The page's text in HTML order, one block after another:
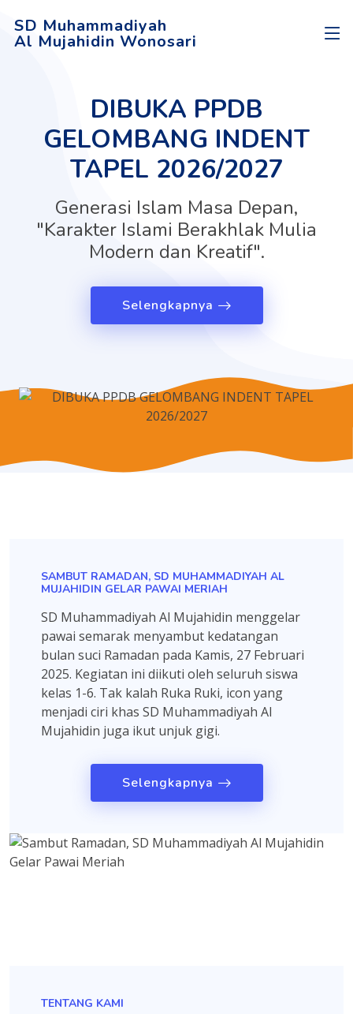
SD Muhammadiyah
Al Mujahidin Wonosari
DIBUKA PPDB
GELOMBANG INDENT
TAPEL 2026/2027
Generasi Islam Masa Depan,
"Karakter Islami Berakhlak Mulia
Modern dan Kreatif".
Selengkapnya
SAMBUT RAMADAN, SD MUHAMMADIYAH AL
MUJAHIDIN GELAR PAWAI MERIAH
SD Muhammadiyah Al Mujahidin menggelar
pawai semarak menyambut kedatangan
bulan suci Ramadan pada Kamis, 27 Februari
2025. Kegiatan ini diikuti oleh seluruh siswa
kelas 1-6. Tak kalah Ruka Ruki, icon yang
menjadi ciri khas SD Muhammadiyah Al
Mujahidin juga ikut unjuk gigi.
Selengkapnya
TENTANG KAMI